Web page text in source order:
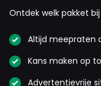
Ontdek welk pakket
Altijd meepraten
Kans maken op
Advertentievrije